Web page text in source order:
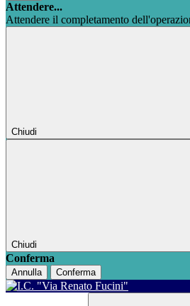
Attendere...
Attendere il completamento
Chiudi
Chiudi
Conferma
Annulla Conferma